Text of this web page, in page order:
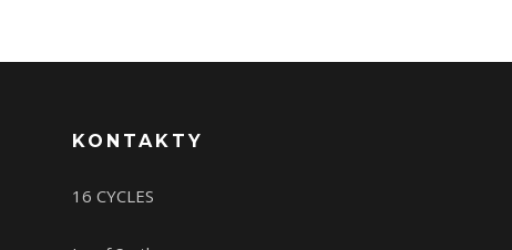
KONTAKTY
16 CYCLES